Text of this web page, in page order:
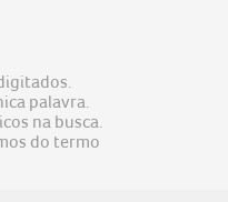
palavra.
na busca.
do termo